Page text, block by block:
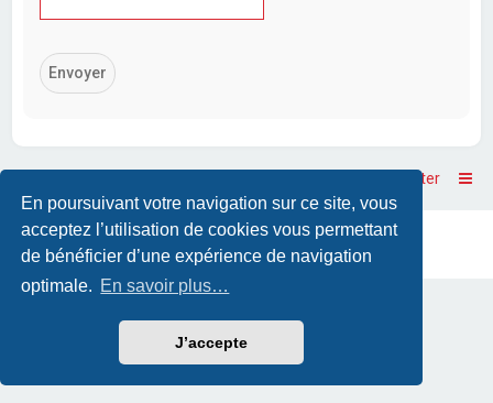
En poursuivant votre navigation sur ce site, vous
acceptez l’utilisation de cookies vous permettant
de bénéficier d’une expérience de navigation
optimale. En savoir plus…
J’accepte
Nous contacter
Powered by phpBB™• Design byPlanetStyles
Traduction française officielle©Qiaeru